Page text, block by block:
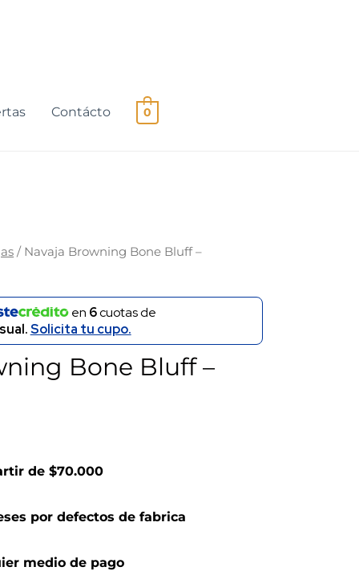
Contácto 0
/ Navaja Browning Bone Bluff –
en 6cuotas de
Solicita tu cupo.
Bone Bluff –
de $70.000
por defectos de fabrica
medio de pago